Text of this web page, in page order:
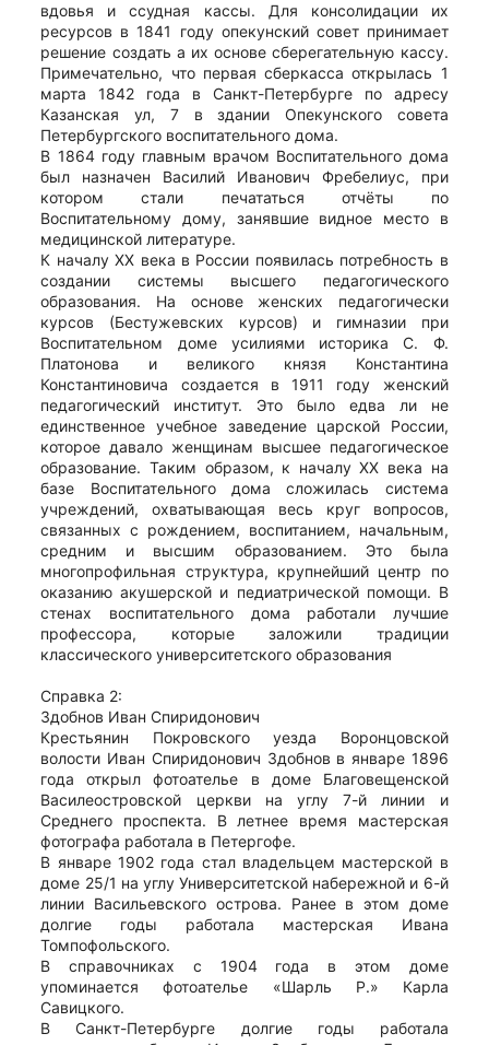
вдовья и ссудная кассы. Для консолидации их
ресурсов в 1841 году опекунский совет принимает
решение создать а их основе сберегательную кассу.
Примечательно, что первая сберкасса открылась 1
марта 1842 года в Санкт-Петербурге по адресу
Казанская ул, 7 в здании Опекунского совета
Петербургского воспитательного дома.
В 1864 году главным врачом Воспитательного дома
был назначен Василий Иванович Фребелиус, при
котором стали печататься отчёты по
Воспитательному дому, занявшие видное место в
медицинской литературе.
К началу XX века в России появилась потребность в
создании системы высшего педагогического
образования. На основе женских педагогически
курсов (Бестужевских курсов) и гимназии при
Воспитательном доме усилиями историка С. Ф.
Платонова и великого князя Константина
Константиновича создается в 1911 году женский
педагогический институт. Это было едва ли не
единственное учебное заведение царской России,
которое давало женщинам высшее педагогическое
образование. Таким образом, к началу XX века на
базе Воспитательного дома сложилась система
учреждений, охватывающая весь круг вопросов,
связанных с рождением, воспитанием, начальным,
средним и высшим образованием. Это была
многопрофильная структура, крупнейший центр по
оказанию акушерской и педиатрической помощи. В
стенах воспитательного дома работали лучшие
профессора, которые заложили традиции
классического университетского образования
Справка 2:
Здобнов Иван Спиридонович
Крестьянин Покровского уезда Воронцовской
волости Иван Спиридонович Здобнов в январе 1896
года открыл фотоателье в доме Благовещенской
Василеостровской церкви на углу 7-й линии и
Среднего проспекта. В летнее время мастерская
фотографа работала в Петергофе.
В январе 1902 года стал владельцем мастерской в
доме 25/1 на углу Университетской набережной и 6-й
линии Васильевского острова. Ранее в этом доме
долгие годы работала мастерская Ивана
Томпофольского.
В справочниках с 1904 года в этом доме
упоминается фотоателье «Шарль Р.» Карла
Савицкого.
В Санкт-Петербурге долгие годы работала